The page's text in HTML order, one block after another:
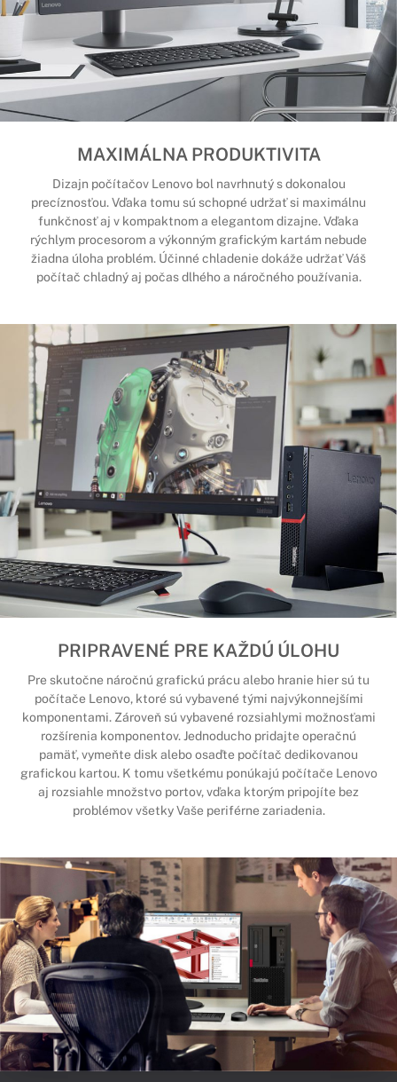
MAXIMÁLNA PRODUKTIVITA
Dizajn počítačov Lenovo bol navrhnutý s dokonalou
precíznosťou. Vďaka tomu sú schopné udržať si maximálnu
funkčnosť aj v kompaktnom a elegantom dizajne. Vďaka
rýchlym procesorom a výkonným grafickým kartám nebude
žiadna úloha problém. Účinné chladenie dokáže udržať Váš
počítač chladný aj počas dlhého a náročného používania.
PRIPRAVENÉ PRE KAŽDÚ ÚLOHU
Pre skutočne náročnú grafickú prácu alebo hranie hier sú tu
počítače Lenovo, ktoré sú vybavené tými najvýkonnejšími
komponentami. Zároveň sú vybavené rozsiahlymi možnosťami
rozšírenia komponentov. Jednoducho pridajte operačnú
pamäť, vymeňte disk alebo osaďte počítač dedikovanou
grafickou kartou. K tomu všetkému ponúkajú počítače Lenovo
aj rozsiahle množstvo portov, vďaka ktorým pripojíte bez
problémov všetky Vaše periférne zariadenia.